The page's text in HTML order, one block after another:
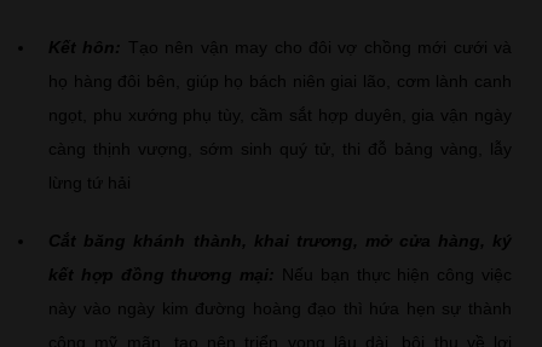
Kết hôn: Tạo nên vận may cho đôi vợ chồng mới cưới và
họ hàng đôi bên, giúp họ bách niên giai lão, cơm lành canh
ngọt, phu xướng phụ tùy, cầm sắt hợp duyên, gia vận ngày
càng thịnh vượng, sớm sinh quý tử, thi đỗ bảng vàng, lẫy
lừng tứ hải
Cắt băng khánh thành, khai trương, mở cửa hàng, ký
kết hợp đồng thương mại:
Nếu bạn thực hiện công việc
này vào ngày kim đường hoàng đạo thì hứa hẹn sự thành
công mỹ mãn, tạo nên triển vọng lâu dài, bội thu về lợi